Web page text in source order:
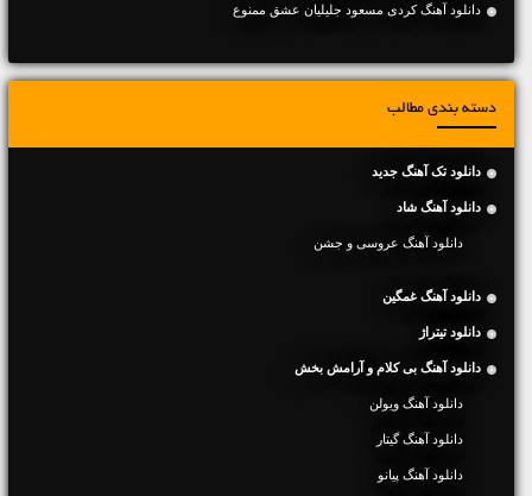
دانلود آهنگ کردی مسعود جلیلیان عشق ممنوع
دسته بندی مطالب
دانلود تک آهنگ جدید
دانلود آهنگ شاد
دانلود آهنگ عروسی و جشن
دانلود آهنگ غمگین
دانلود تیتراژ
دانلود آهنگ بی کلام و آرامش بخش
دانلود آهنگ ویولن
دانلود آهنگ گیتار
دانلود آهنگ پیانو